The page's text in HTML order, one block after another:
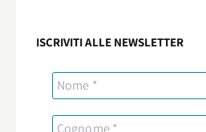
ISCRIVITI ALLE NEWSLETTER